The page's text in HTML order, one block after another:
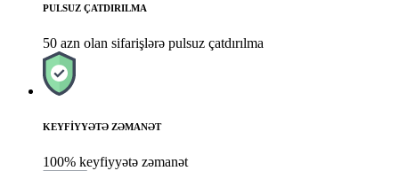
PULSUZ ÇATDIRILMA
50 azn olan sifarişlərə pulsuz çatdırılma
KEYFİYYƏTƏ ZƏMANƏT
100% keyfiyyətə zəmanət